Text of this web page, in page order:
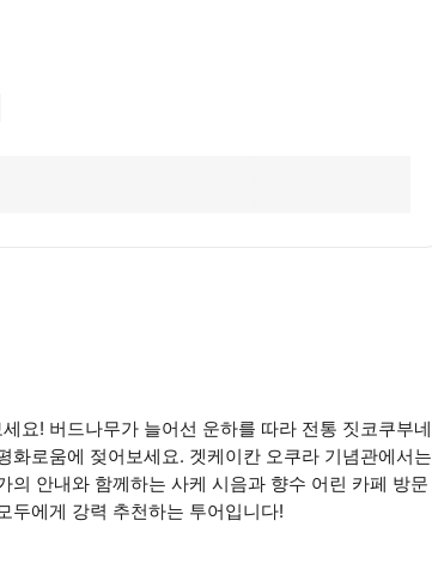
요! 버드나무가 늘어선 운하를 따라 전통 짓코쿠부네
화로움에 젖어보세요. 겟케이칸 오쿠라 기념관에서는
안내와 함께하는 사케 시음과 향수 어린 카페 방문
두에게 강력 추천하는 투어입니다!